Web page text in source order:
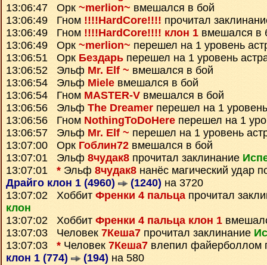
13:06:47 Орк ~merlion~ вмешался в бой
13:06:49 Гном !!!!HardCore!!!! прочитал
13:06:49 Гном !!!!HardCore!!!! клон 1 вмешался в
13:06:49 Орк ~merlion~ перешел на 1 уровень
13:06:51 Орк Бездарь перешел на 1 уровень
13:06:52 Эльф Mr. Elf ~ вмешался в бой
13:06:54 Эльф Miele вмешался в бой
13:06:54 Гном MASTER-V вмешался в бой
13:06:56 Эльф The Dreamer перешел на 1
13:06:56 Гном NothingToDoHere перешел на 1
13:06:57 Эльф Mr. Elf ~ перешел на 1 уровень
13:07:00 Орк Гоблин72 вмешался в бой
13:07:01 Эльф 8чудак8 прочитал заклинание
13:07:01 * Эльф 8чудак8 нанёс магический удар
Драйго клон 1 (4960)
(1240) на 3720
13:07:02 Хоббит Френки 4 пальцапрочитал
клон
13:07:02 Хоббит Френки 4 пальца клон 1
13:07:03 Человек 7Кеша7 прочитал заклинание
13:07:03 * Человек 7Кеша7 влепил файерболлом
клон 1 (774)
(194) на 580